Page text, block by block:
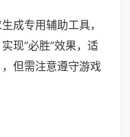
成专用辅助工具，
现“必胜”效果，适
但需注意遵守游戏